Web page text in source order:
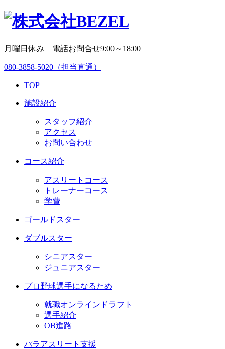
月曜日休み 電話お問合せ9:00～18:00
080-3858-5020 （担当直通）
TOP
施設紹介
スタッフ紹介
アクセス
お問い合わせ
コース紹介
アスリートコース
トレーナーコース
学費
ゴールドスター
ダブルスター
シニアスター
ジュニアスター
プロ野球選手になるため
就職オンラインドラフト
選手紹介
OB進路
パラアスリート支援